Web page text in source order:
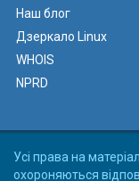
Наш блог
Дзеркало Linux
WHOIS
NPRD
Усі права на
охороняються